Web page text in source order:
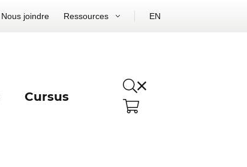
Nous joindre Ressources EN
Cursus